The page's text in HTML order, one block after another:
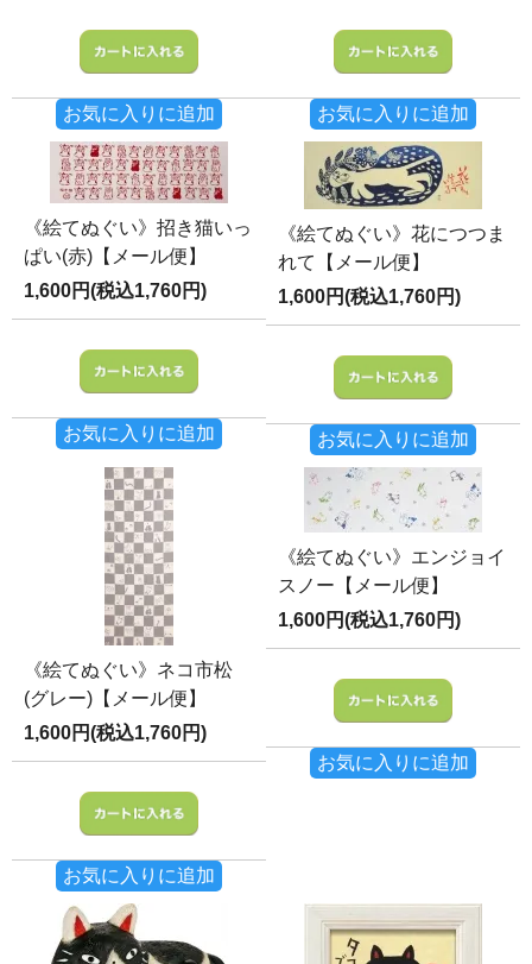
お気に入りに追加 お気に入りに追加
《絵てぬぐい》招き猫いっ
ぱい(赤)【メール便】
1,600円(税込1,760円)
お気に入りに追加
《絵てぬぐい》花につつま
れて【メール便】
1,600円(税込1,760円)
お気に入りに追加
《絵てぬぐい》ネコ市松
(グレー)【メール便】
1,600円(税込1,760円)
お気に入りに追加
《絵てぬぐい》エンジョイ
スノー【メール便】
1,600円(税込1,760円)
お気に入りに追加